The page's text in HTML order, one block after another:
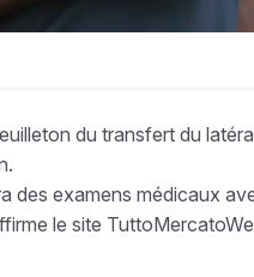
du transfert du
des examens médicaux
le site